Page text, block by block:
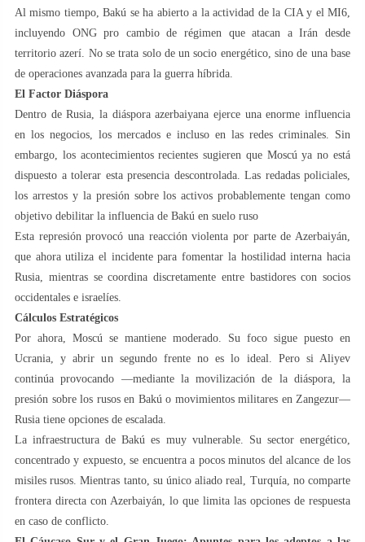
Al mismo tiempo, Bakú se ha abierto a la actividad de la CIA y el MI6,
incluyendo ONG pro cambio de régimen que atacan a Irán desde
territorio azerí. No se trata solo de un socio energético, sino de una base
de operaciones avanzada para la guerra híbrida.
El Factor Diáspora
Dentro de Rusia, la diáspora azerbaiyana ejerce una enorme influencia
en los negocios, los mercados e incluso en las redes criminales. Sin
embargo, los acontecimientos recientes sugieren que Moscú ya no está
dispuesto a tolerar esta presencia descontrolada. Las redadas policiales,
los arrestos y la presión sobre los activos probablemente tengan como
objetivo debilitar la influencia de Bakú en suelo ruso
Esta represión provocó una reacción violenta por parte de Azerbaiyán,
que ahora utiliza el incidente para fomentar la hostilidad interna hacia
Rusia, mientras se coordina discretamente entre bastidores con socios
occidentales e israelíes.
Cálculos Estratégicos
Por ahora, Moscú se mantiene moderado. Su foco sigue puesto en
Ucrania, y abrir un segundo frente no es lo ideal. Pero si Aliyev
continúa provocando —mediante la movilización de la diáspora, la
presión sobre los rusos en Bakú o movimientos militares en Zangezur—
Rusia tiene opciones de escalada.
La infraestructura de Bakú es muy vulnerable. Su sector energético,
concentrado y expuesto, se encuentra a pocos minutos del alcance de los
misiles rusos. Mientras tanto, su único aliado real, Turquía, no comparte
frontera directa con Azerbaiyán, lo que limita las opciones de respuesta
en caso de conflicto.